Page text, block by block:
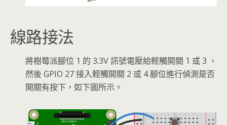
線路接法
將樹莓派腳位 1 的 3.3V 訊號電壓給輕觸開關 1 或 3 ，
然後 GPIO 27 接入輕觸開關 2 或 4 腳位進行偵測是否
開關有按下，如下圖所示。